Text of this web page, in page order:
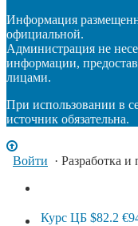
Информация
официальной.
Администрация не
информации,
лицами.
При использовании в
источник обязательна.
Войти · Разработка
Курс ЦБ $82.2